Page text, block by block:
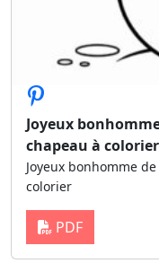
Joyeux
chapeau à colorier
Joyeux bonhomme
colorier
PDF